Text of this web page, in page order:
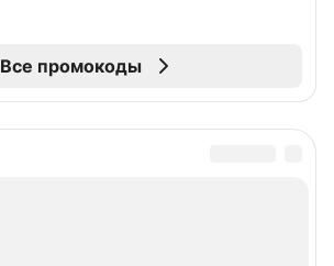
Все промокоды